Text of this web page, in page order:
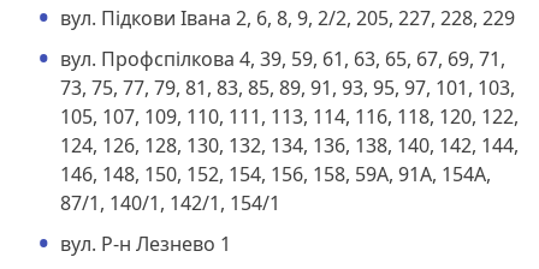
вул. Підкови Івана 2, 6, 8, 9, 2/2, 205, 227, 228, 229
вул. Профспілкова 4, 39, 59, 61, 63, 65, 67, 69, 71,
73, 75, 77, 79, 81, 83, 85, 89, 91, 93, 95, 97, 101, 103,
105, 107, 109, 110, 111, 113, 114, 116, 118, 120, 122,
124, 126, 128, 130, 132, 134, 136, 138, 140, 142, 144,
146, 148, 150, 152, 154, 156, 158, 59А, 91А, 154А,
87/1, 140/1, 142/1, 154/1
вул. Р-н Лезнево 1